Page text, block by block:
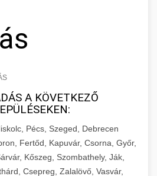
A KÖVETKEZŐ
Pécs, Szeged, Debrecen
Fertőd, Kapuvár, Csorna, Győr,
Kőszeg, Szombathely, Ják,
Csepreg, Zalalövő, Vasvár,